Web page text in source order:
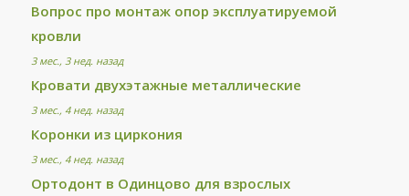
Вопрос про монтаж опор эксплуатируемой
кровли
3 мес., 3 нед. назад
Кровати двухэтажные металлические
3 мес., 4 нед. назад
Коронки из циркония
3 мес., 4 нед. назад
Ортодонт в Одинцово для взрослых